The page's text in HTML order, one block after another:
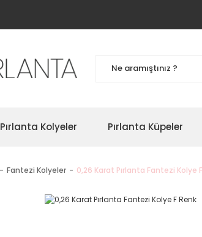
Pırlanta Kolyeler Pırlanta Küpeler
Fantezi Kolyeler 0,26 Karat Pırlanta Fantezi Kolye